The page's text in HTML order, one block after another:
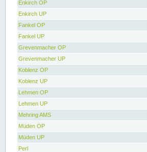
Enkirch OP
Enkirch UP
Fankel OP
Fankel UP
Grevenmacher OP
Grevenmacher UP
Koblenz OP
Koblenz UP
Lehmen OP
Lehmen UP
Mehring AMS
Müden OP
Müden UP
Perl